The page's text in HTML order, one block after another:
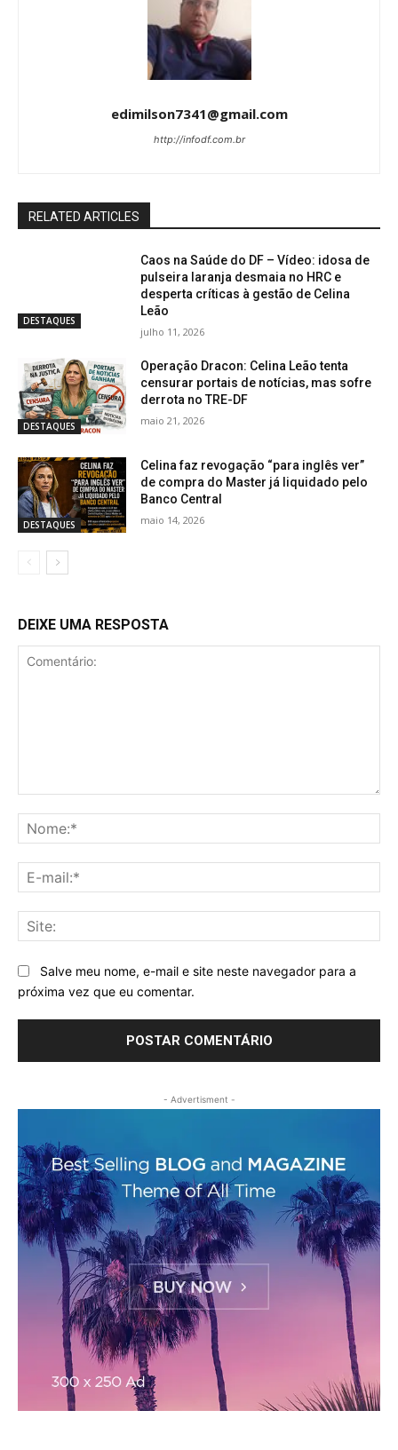
edimilson7341@gmail.com
http://infodf.com.br
RELATED ARTICLES
DESTAQUES
Caos na Saúde do DF – Vídeo: idosa de
pulseira laranja desmaia no HRC e
desperta críticas à gestão de Celina
Leão
julho 11, 2026
DESTAQUES
Operação Dracon: Celina Leão tenta
censurar portais de notícias, mas sofre
derrota no TRE-DF
maio 21, 2026
DESTAQUES
Celina faz revogação “para inglês ver”
de compra do Master já liquidado pelo
Banco Central
maio 14, 2026
DEIXE UMA RESPOSTA
Salve meu nome, e-mail e site neste navegador para a
próxima vez que eu comentar.
- Advertisment -